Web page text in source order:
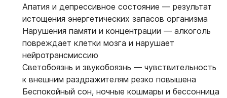
Апатия и депрессивное состояние — результат
истощения энергетических запасов организма
Нарушения памяти и концентрации — алкоголь
повреждает клетки мозга и нарушает
нейротрансмиссию
Светобоязнь и звукобоязнь — чувствительность
к внешним раздражителям резко повышена
Беспокойный сон, ночные кошмары и бессонница